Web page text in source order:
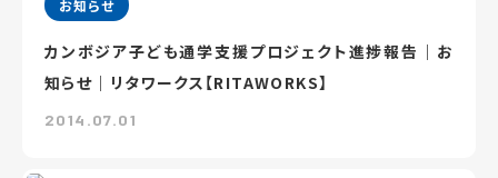
お知らせ
カンボジア子ども通学支援プロジェクト進捗報告｜お
知らせ｜リタワークス【RITAWORKS】
2014.07.01